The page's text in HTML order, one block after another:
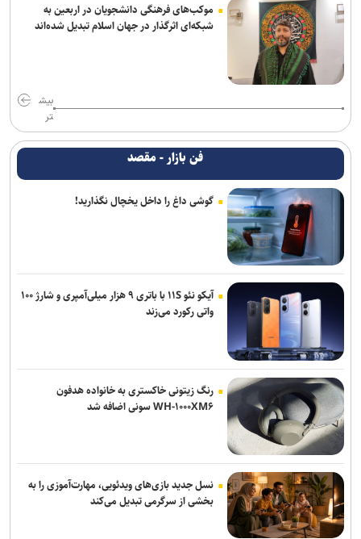
موکب‌های فرهنگی دانشجویان در اربعین به
شبکه‌ای اثرگذار در جهان اسلام تبدیل شده‌اند
بیش
تر
فن بازار - مقصد
گوشی داغ را داخل یخچال نگذارید!
آیکو نئو ۱۱S با باتری ۹ هزار میلی‌آمپری و شارژ ۱۰۰
واتی رکورد می‌زند
رنگ زیتونی خاکستری به خانواده هدفون
WH-۱۰۰۰XM۶ سونی اضافه شد
نسل جدید بازی‌های ویدئویی، مهارت‌آموزی را به
بخشی از سرگرمی تبدیل می‌کند